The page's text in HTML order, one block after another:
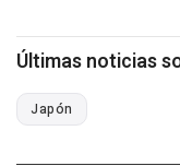
Últimas noticias
Japón